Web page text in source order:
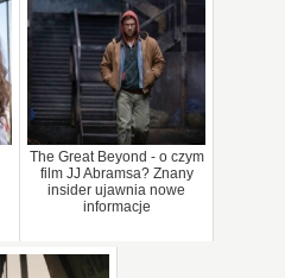
The Great Beyond - o czym
film JJ Abramsa? Znany
insider ujawnia nowe
informacje